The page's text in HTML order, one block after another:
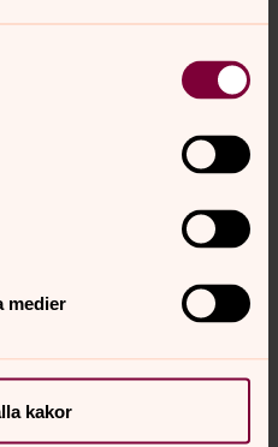
medier
kakor
av en viss SvKB
offentliggörs i en
på sidans